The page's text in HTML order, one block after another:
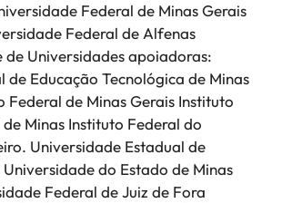
Federal de Minas Gerais
Federal de Alfenas
de Universidades apoiadoras:
de Educação Tecnológica de Minas
Federal de Minas Gerais Instituto
de Minas Instituto Federal do
Universidade Estadual de
do Estado de Minas
Federal de Juiz de Fora